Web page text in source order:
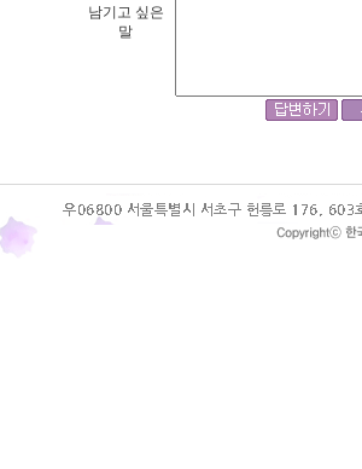
남기고 싶은
말